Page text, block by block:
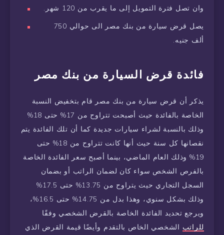
وان تصل فترة التمويل إلى ما يقرب من 120 شهر.
يصل قرض سيارة من بنك مصر الى حوالي 750
ألف جنيه.
فائدة قرض السيارة من بنك مصر
يذكر أن قرض سيارة من بنك مصر قام بتخفيض النسبة
الخاصة بالفائدة حيث أصبحت تتراوح من 17% حتى 18%
وذلك بالنسبة لشراء سيارات جديدة كما أن تلك الفائدة يتم
نقصانها كل سنة حيث أنها كانت تتراوح من 18% حتى
19% وذلك العام الماضي، بينما أصبح سعر الفائدة الخاصة
بالفرص الشخص سواء كان لضمان الراتب أو بضمان
السجل التجاري حيث يتراوح من 13.75% حتى 17.5%
وذلك بشكل سنوي، وهذا بدل من 14.75% حتى 16.5%،
ويرجع تحديد الفائدة الخاصة بالقرض الشخصي وفقًا
للراتب الشخصي الخاص بالتقدم وأيضًا قيمة القرض الذي